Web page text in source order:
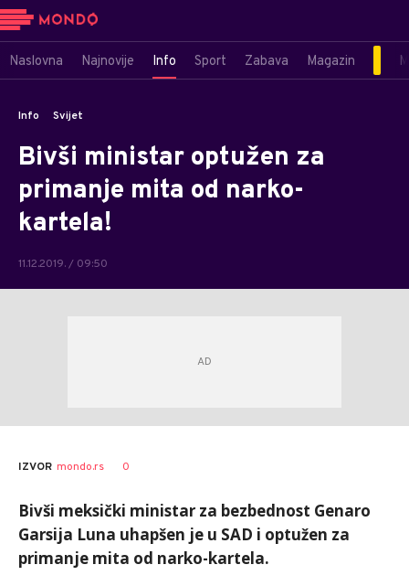
Naslovna Najnovije Info Sport Zabava Magazin
Info Svijet
Bivši ministar optužen za
primanje mita od narko-
kartela!
11.12.2019. / 09:50
AUTOR Tanjug
IZVOR mondo.rs 0
Bivši meksički ministar za bezbednost Genaro
Garsija Luna uhapšen je u SAD i optužen za
primanje mita od narko-kartela.